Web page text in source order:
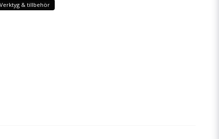
Verktyg & tillbehör